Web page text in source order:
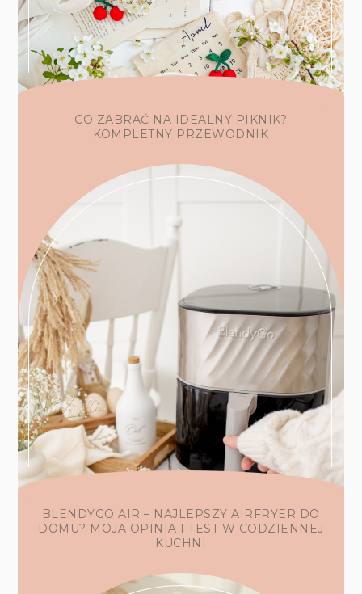
CO ZABRAĆ NA IDEALNY PIKNIK?
KOMPLETNY PRZEWODNIK
BLENDYGO AIR – NAJLEPSZY AIRFRYER DO
DOMU? MOJA OPINIA I TEST W CODZIENNEJ
KUCHNI